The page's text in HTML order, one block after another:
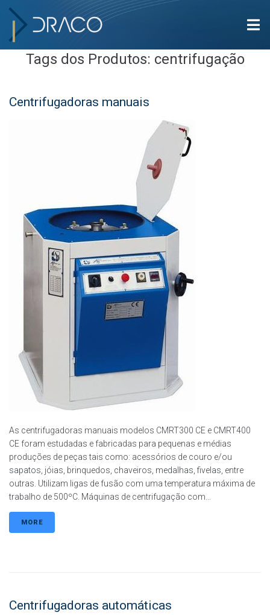
Tags dos Produtos: centrifugação
Centrifugadoras manuais
As centrifugadoras manuais modelos CMRT300 CE e CMRT400
CE foram estudadas e fabricadas para pequenas e médias
produções de peças tais como: acessórios de couro e/ou
sapatos, jóias, brinquedos, chaveiros, medalhas, fivelas, entre
outras. Utilizam ligas de fusão com uma temperatura máxima de
trabalho de 500ºC. Máquinas de centrifugação com...
MORE
Centrifugadoras automáticas